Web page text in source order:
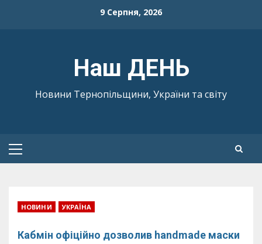
9 Серпня, 2026
Наш ДЕНЬ
Новини Тернопільщини, України та світу
Primary
НОВИНИ УКРАЇНА
Кабмін офіційно дозволив handmade маски